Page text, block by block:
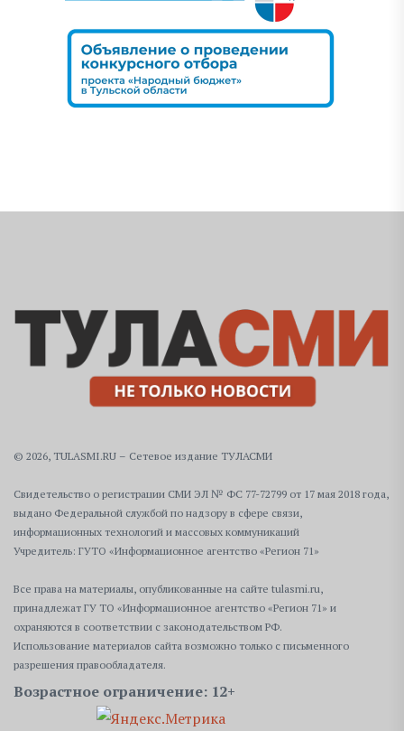
© 2026, TULASMI.RU – Сетевое издание ТУЛАСМИ
Свидетельство о регистрации СМИ ЭЛ № ФС 77-72799 от 17 мая 2018 года,
выдано Федеральной службой по надзору в сфере связи,
информационных технологий и массовых коммуникаций
Учредитель: ГУТО «Информационное агентство «Регион 71»
Все права на материалы, опубликованные на сайте tulasmi.ru,
принадлежат ГУ ТО «Информационное агентство «Регион 71» и
охраняются в соответствии с законодательством РФ.
Использование материалов сайта возможно только с письменного
разрешения правообладателя.
Возрастное ограничение: 12+